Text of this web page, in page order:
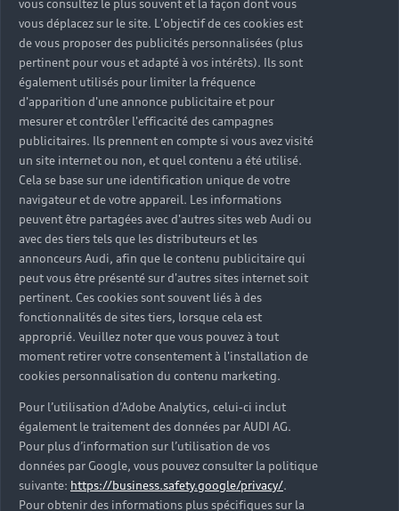
vous consultez le plus souvent et la façon dont vous
vous déplacez sur le site. L'objectif de ces cookies est
de vous proposer des publicités personnalisées (plus
pertinent pour vous et adapté à vos intérêts). Ils sont
également utilisés pour limiter la fréquence
d'apparition d'une annonce publicitaire et pour
mesurer et contrôler l'efficacité des campagnes
publicitaires. Ils prennent en compte si vous avez visité
un site internet ou non, et quel contenu a été utilisé.
Cela se base sur une identification unique de votre
navigateur et de votre appareil. Les informations
peuvent être partagées avec d'autres sites web Audi ou
avec des tiers tels que les distributeurs et les
annonceurs Audi, afin que le contenu publicitaire qui
peut vous être présenté sur d'autres sites internet soit
pertinent. Ces cookies sont souvent liés à des
fonctionnalités de sites tiers, lorsque cela est
approprié. Veuillez noter que vous pouvez à tout
moment retirer votre consentement à l'installation de
cookies personnalisation du contenu marketing.
Pour l’utilisation d’Adobe Analytics, celui-ci inclut
également le traitement des données par AUDI AG.
Pour plus d’information sur l’utilisation de vos
données par Google, vous pouvez consulter la politique
suivante: https://business.safety.google/privacy/.
Pour obtenir des informations plus spécifiques sur la